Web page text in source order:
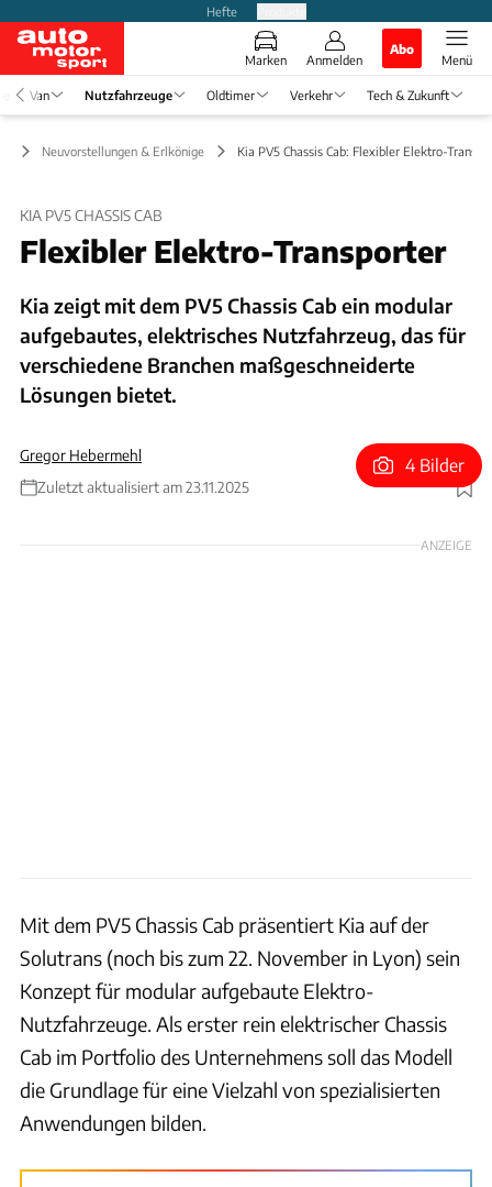
Hefte
Marken Anmelden
Abo
Menü
Van Nutzfahrzeuge Oldtimer Verkehr Tech & Zukunft
Neuvorstellungen & Erlkönige Kia PV5 Chassis Cab: Flexibler Elektro-
KIA PV5 CHASSIS CAB
Flexibler Elektro-Transporter
Kia zeigt mit dem PV5 Chassis Cab ein modular
aufgebautes, elektrisches Nutzfahrzeug, das für
verschiedene Branchen maßgeschneiderte
Lösungen bietet.
Gregor Hebermehl
Zuletzt aktualisiert am 23.11.2025
Foto: Kia
4 Bilder
ANZEIGE
Mit dem PV5 Chassis Cab präsentiert Kia auf der
Solutrans (noch bis zum 22. November in Lyon) sein
Konzept für modular aufgebaute Elektro-
Nutzfahrzeuge. Als erster rein elektrischer Chassis
Cab im Portfolio des Unternehmens soll das Modell
die Grundlage für eine Vielzahl von spezialisierten
Anwendungen bilden.